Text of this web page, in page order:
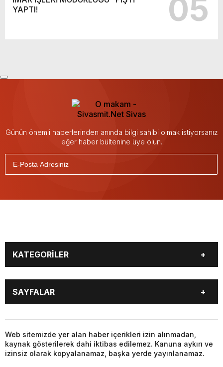
YAPTI!
05
Günün önemli haberlerinden anında bilgi sahibi olmak istiyorsanız
eğer haber bültenine üye olun.
KATEGORİLER
BİYOGRAFİLER
DÜNYA
EĞİTİM
FOTO GALERİ
Genel
GÜNDEM
KÜLTÜR SANAT
MAGAZİN
SAĞLIK
SİYASET
SPOR
SAYFALAR
EĞİTİM
EKONOMİ
FOTO GALERİ
Genel
GÜNDEM
KÜLTÜR SANAT
Web sitemizde yer alan haber içerikleri izin alınmadan,
kaynak gösterilerek dahi iktibas edilemez. Kanuna aykırı ve
izinsiz olarak kopyalanamaz, başka yerde yayınlanamaz.